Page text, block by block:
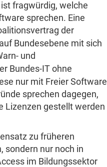
fragwürdig, welche
sprechen. Eine
der
Bundesebene mit sich
und
Bundes-IT ohne
nur mit Freier Software
sprechen dagegen,
Lizenzen gestellt werden
zu früheren
sondern nur noch in
im Bildungssektor